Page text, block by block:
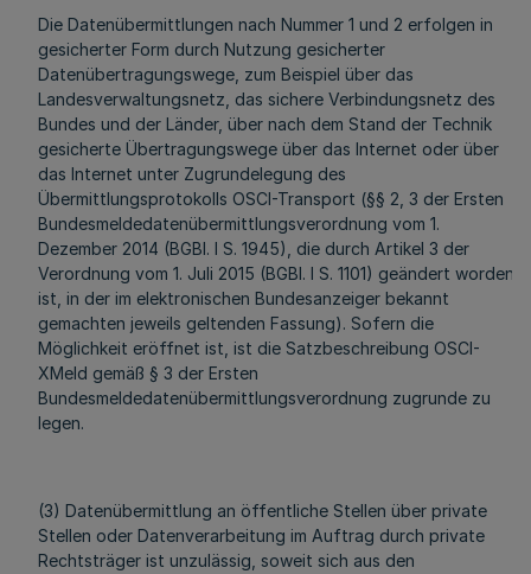
Die Datenübermittlungen nach Nummer 1 und 2 erfolgen in
gesicherter Form durch Nutzung gesicherter
Datenübertragungswege, zum Beispiel über das
Landesverwaltungsnetz, das sichere Verbindungsnetz des
Bundes und der Länder, über nach dem Stand der Technik
gesicherte Übertragungswege über das Internet oder über
das Internet unter Zugrundelegung des
Übermittlungsprotokolls OSCI-Transport (§§ 2, 3 der Ersten
Bundesmeldedatenübermittlungsverordnung vom 1.
Dezember 2014 (BGBl. I S. 1945), die durch Artikel 3 der
Verordnung vom 1. Juli 2015 (BGBl. I S. 1101) geändert worden
ist, in der im elektronischen Bundesanzeiger bekannt
gemachten jeweils geltenden Fassung). Sofern die
Möglichkeit eröffnet ist, ist die Satzbeschreibung OSCI-
XMeld gemäß § 3 der Ersten
Bundesmeldedatenübermittlungsverordnung zugrunde zu
legen.
(3) Datenübermittlung an öffentliche Stellen über private
Stellen oder Datenverarbeitung im Auftrag durch private
Rechtsträger ist unzulässig, soweit sich aus den